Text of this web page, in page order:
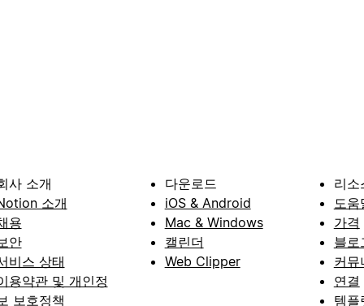
사 소개
소개
용
안
비스 상태
용약관 및 개인정
보호정책
다운로드
iOS & Android
Mac & Windows
캘린더
Web Clipper
리소
도움
가격
블로
커뮤
연결
템플